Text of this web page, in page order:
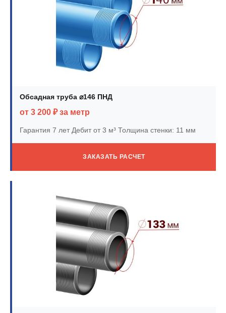
Обсадная труба ⌀146 ПНД
от 3 200 ₽ за метр
Гарантия 7 летДебит от 3 м³ Толщина стенки: 11 мм
ЗАКАЗАТЬ РАСЧЕТ